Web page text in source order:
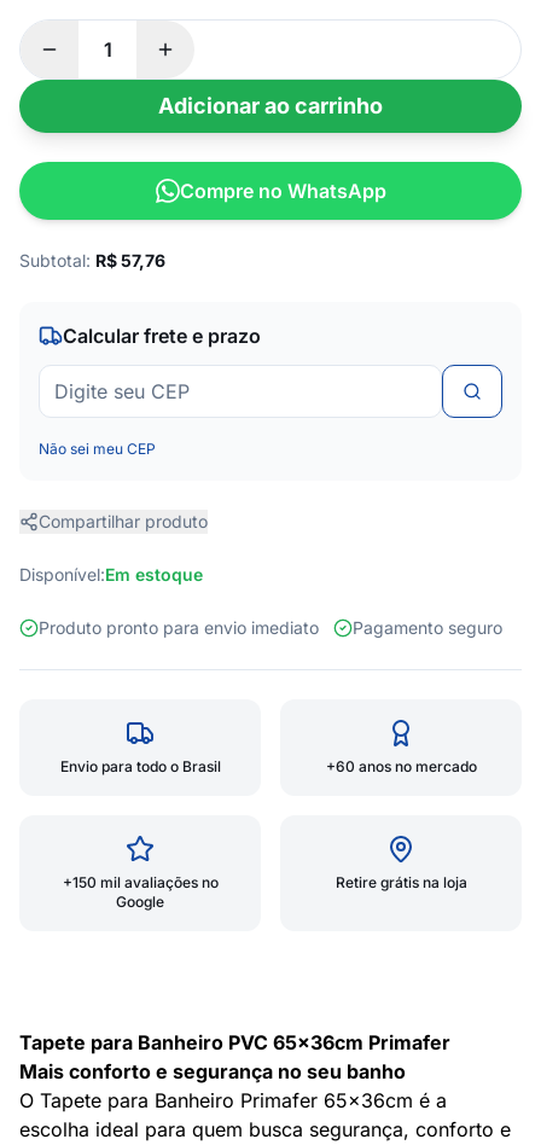
Adicionar ao carrinho
Compre no WhatsApp
Subtotal: R$57,76
Calcular frete e prazo
Não sei meu CEP
Compartilhar produto
Disponível:Em estoque
Produto pronto para envio imediato Pagamento seguro
Envio para todo o Brasil +60 anos no mercado
+150 mil avaliações no
Google
Retire grátis na loja
Tapete para Banheiro PVC 65x36cm Primafer
Mais conforto e segurança no seu banho
O Tapete para Banheiro Primafer 65x36cm é a
escolha ideal para quem busca segurança, conforto e